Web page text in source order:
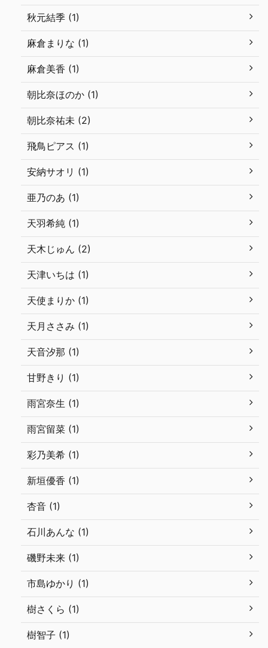
秋元結季 (1)
麻倉まりな (1)
麻倉美香 (1)
朝比奈ほのか (1)
朝比奈祐未 (2)
飛鳥ピアス (1)
安納サオリ (1)
亜乃のあ (1)
天羽希純 (1)
天木じゅん (2)
天津いちは (1)
天使まりか (1)
天月ささみ (1)
天音汐那 (1)
甘野きり (1)
雨宮奈生 (1)
雨宮留菜 (1)
彩乃美希 (1)
新垣優香 (1)
杏音 (1)
石川あんな (1)
磯野未来 (1)
市島ゆかり (1)
樹さくら (1)
樹智子 (1)